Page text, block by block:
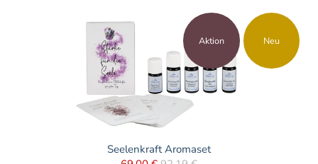
Neu
Aktion
Seelenkraft Aromaset